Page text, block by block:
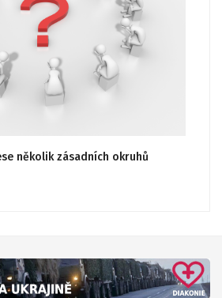
několik zásadních okruhů